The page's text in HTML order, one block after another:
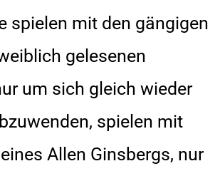
spielen mit den gängigen
gelesenen
um sich gleich wieder
spielen mit
Allen Ginsbergs, nur